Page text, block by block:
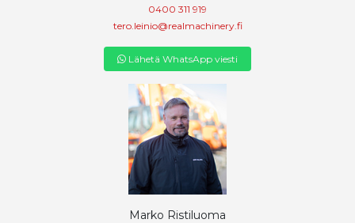
0400 311 919
tero.leinio@realmachinery.fi
Lähetä WhatsApp viesti
Marko Ristiluoma